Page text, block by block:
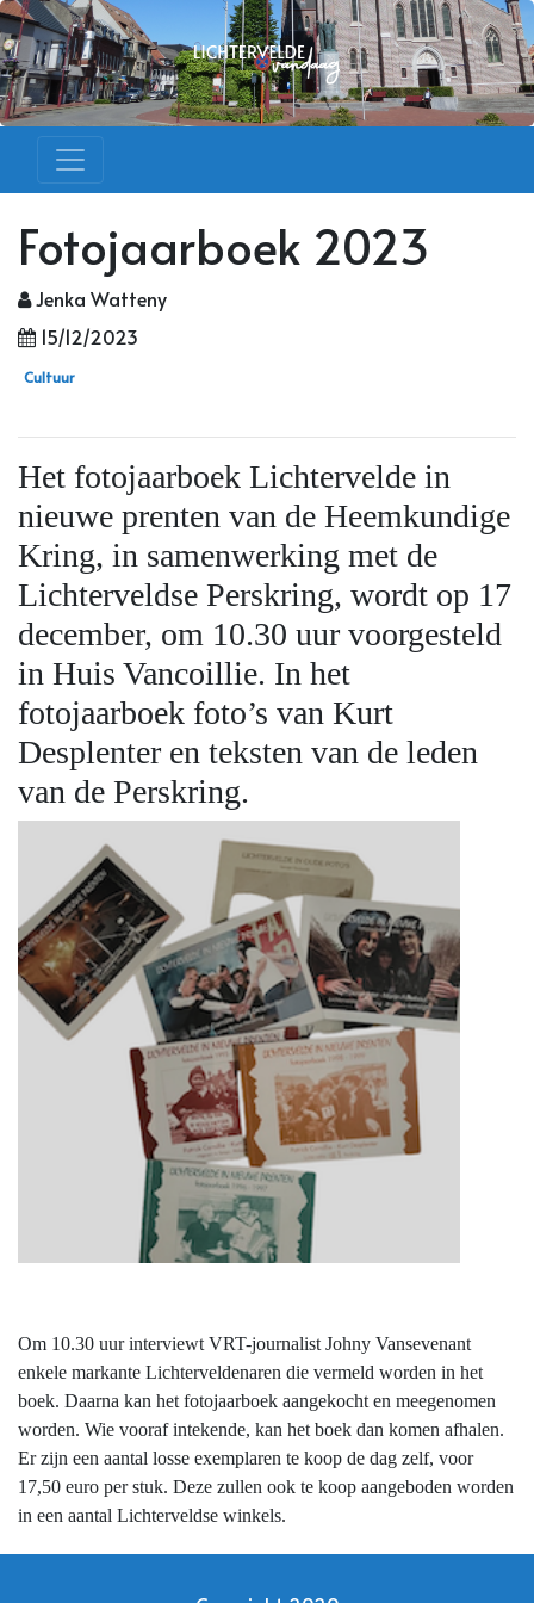
Fotojaarboek 2023
Jenka Watteny
15/12/2023
Cultuur
Het fotojaarboek Lichtervelde in
nieuwe prenten van de Heemkundige
Kring, in samenwerking met de
Lichterveldse Perskring, wordt op 17
december, om 10.30 uur voorgesteld
in Huis Vancoillie. In het
fotojaarboek foto’s van Kurt
Desplenter en teksten van de leden
van de Perskring.
Om 10.30 uur interviewt VRT-journalist Johny Vansevenant
enkele markante Lichterveldenaren die vermeld worden in het
boek. Daarna kan het fotojaarboek aangekocht en meegenomen
worden. Wie vooraf intekende, kan het boek dan komen afhalen.
Er zijn een aantal losse exemplaren te koop de dag zelf, voor
17,50 euro per stuk. Deze zullen ook te koop aangeboden worden
in een aantal Lichterveldse winkels.